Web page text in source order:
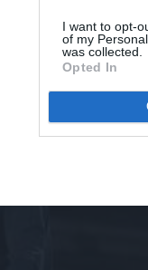
I want to opt-
of my
was collected.
Opted In